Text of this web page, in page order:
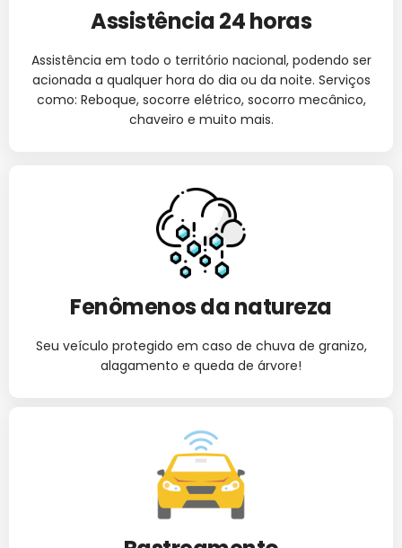
Assistência 24 horas
Assistência em todo o território nacional, podendo ser
acionada a qualquer hora do dia ou da noite. Serviços
como: Reboque, socorre elétrico, socorro mecânico,
chaveiro e muito mais.
Fenômenos da natureza
Seu veículo protegido em caso de chuva de granizo,
alagamento e queda de árvore!